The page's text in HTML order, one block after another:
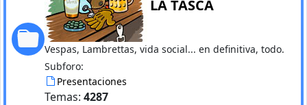
LA TASCA
Vespas, Lambrettas, vida social... en definitiva, todo.
Subforo:
Presentaciones
Temas: 4287